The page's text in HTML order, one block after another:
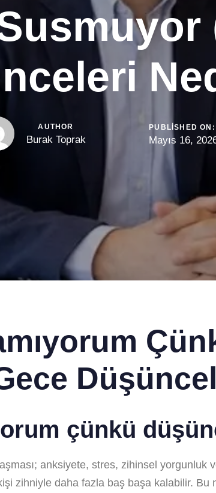
AUTHOR
Burak Toprak
PUBLISHED ON:
Mayıs 16,
çünkü
anksiyete, stres, zihinsel
zihniyle daha fazla baş başa kalabilir.